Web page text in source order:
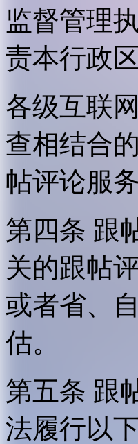
监督管理
责本行政
各级互联
查相结合
帖评论服
第四条 跟
关的跟帖
或者省、
估。
第五条 跟
法履行以